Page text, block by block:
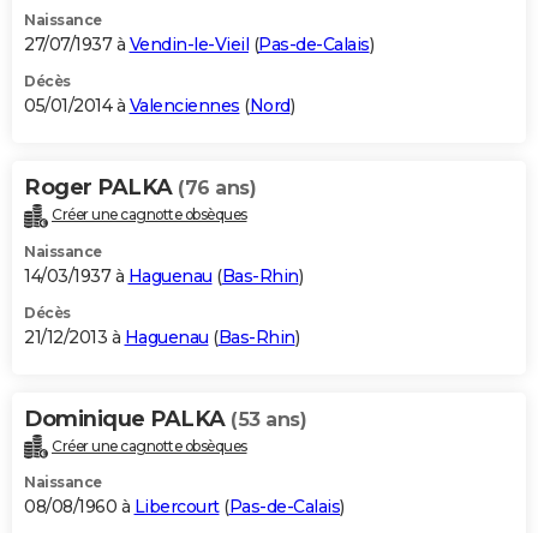
Naissance
27/07/1937 à Vendin-le-Vieil (Pas-de-Calais)
Décès
05/01/2014 à Valenciennes (Nord)
Roger PALKA (76 ans)
Créer une cagnotte obsèques
Naissance
14/03/1937 à Haguenau (Bas-Rhin)
Décès
21/12/2013 à Haguenau (Bas-Rhin)
Dominique PALKA (53 ans)
Créer une cagnotte obsèques
Naissance
08/08/1960 à Libercourt(Pas-de-Calais)